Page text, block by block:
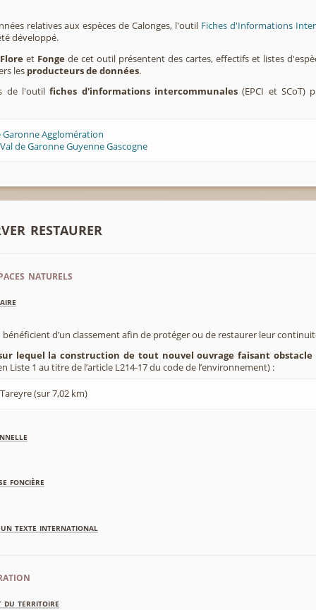
relatives aux espèces de Calonges, l'outil Fiches d'Informations
développé.
Flore et Fonge de cet outil présentent des cartes, effectifs et listes
les producteurs de données.
de l'outilfiches d'informations intercommunales(EPCI et SCoT)
Garonne Agglomération
de Garonne Guyenne Gascogne
restaurer
naturels
bénéficient d’un classement afin de protéger ou de restaurer leur
lequel la construction de tout nouvel ouvrage faisant
Liste 1 au titre de l’article L214-17 du code de l’environnement) :
(sur 7,02 km)
foncière
texte international
du territoire